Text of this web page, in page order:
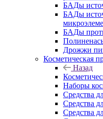
БАДы
БАДы
БАДы
Дрожжи
Косметическая
Назад
Наборы
Средства
Средства
Средства